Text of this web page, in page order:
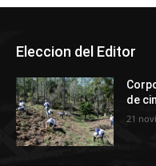
Eleccion del Editor
de
21